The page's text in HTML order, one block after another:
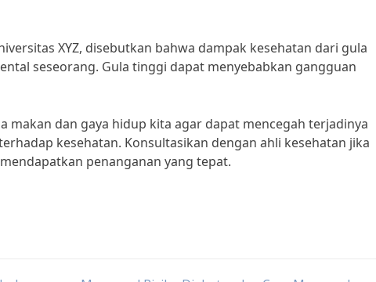
XYZ, disebutkan bahwa dampak kesehatan dari gula
seseorang. Gula tinggi dapat menyebabkan gangguan
makan dan gaya hidup kita agar dapat mencegah terjadinya
kesehatan. Konsultasikan dengan ahli kesehatan jika
penanganan yang tepat.